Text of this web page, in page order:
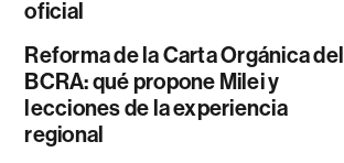
oficial
Reforma de la Carta Orgánica del
BCRA: qué propone Milei y
lecciones de la experiencia
regional